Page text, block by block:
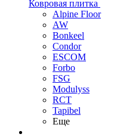
Ковровая плитка
Alpine Floor
AW
Bonkeel
Condor
ESCOM
Forbo
FSG
Modulyss
RCT
Tapibel
Еще